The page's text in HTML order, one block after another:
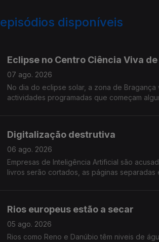
episódios disponíveis
Eclipse no Centro Ciência Viva
07 ago. 2026
No dia do eclipse solar, a zona de
actividades programadas que começam
Digitalização destrutiva
06 ago. 2026
Empresas de Inteligência Artificial são
livros serão cortados, as páginas
Rios europeus estão a secar
05 ago. 2026
Rios como Reno e Danúbio têm niveis de